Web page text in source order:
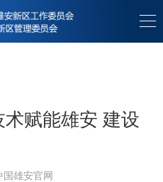
赋能雄安 建设
国雄安官网